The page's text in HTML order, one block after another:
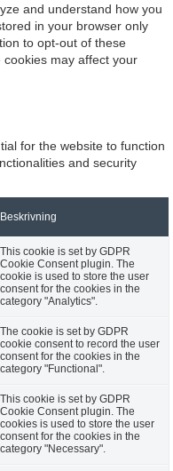
and understand how you
in your browser only
to opt-out of these
may affect your
for the website to function
and security
Beskrivning
This cookie is set by GDPR
Cookie Consent plugin. The
cookie is used to store the user
consent for the cookies in the
category "Analytics".
The cookie is set by GDPR
cookie consent to record the user
consent for the cookies in the
category "Functional".
This cookie is set by GDPR
Cookie Consent plugin. The
cookies is used to store the user
consent for the cookies in the
category "Necessary".